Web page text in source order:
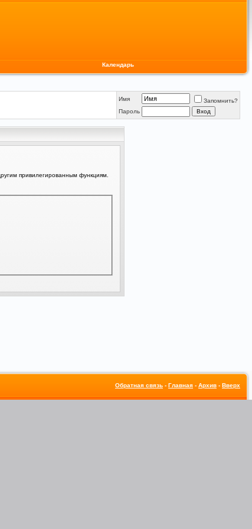
Календарь
Имя
Запомнить?
Пароль
привилегированным функциям.
Обратная связь - Главная - Архив - Вверх